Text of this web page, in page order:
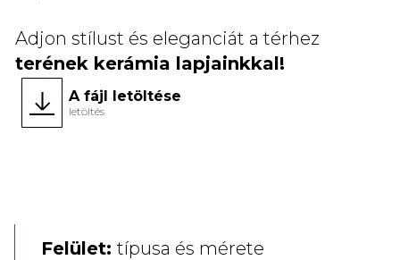
Adjon stílust és eleganciát a térhez
terének kerámia lapjainkkal!
A fájl letöltése
letöltés
Felület: típusa és mérete